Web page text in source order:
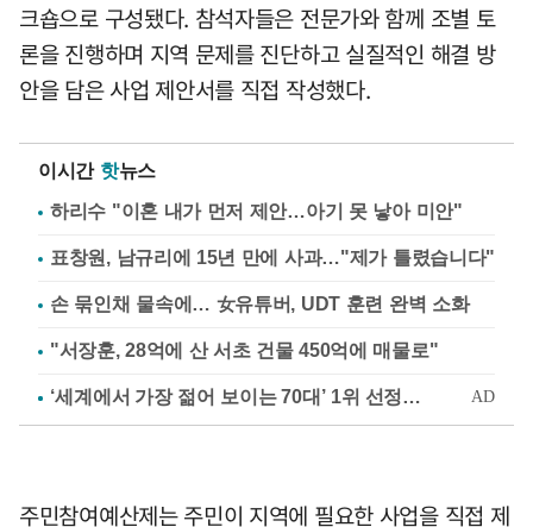
크숍으로 구성됐다. 참석자들은 전문가와 함께 조별 토
론을 진행하며 지역 문제를 진단하고 실질적인 해결 방
안을 담은 사업 제안서를 직접 작성했다.
이시간 핫뉴스
하리수 "이혼 내가 먼저 제안…아기 못 낳아 미안"
표창원, 남규리에 15년 만에 사과…"제가 틀렸습니다"
손 묶인채 물속에… 女유튜버, UDT 훈련 완벽 소화
"서장훈, 28억에 산 서초 건물 450억에 매물로"
주민참여예산제는 주민이 지역에 필요한 사업을 직접 제